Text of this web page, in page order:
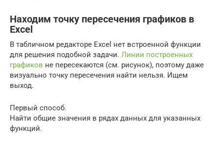
Находим точку пересечения графиков в
Excel
В табличном редакторе Excel нет встроенной функции
для решения подобной задачи. Линии построенных
графиков не пересекаются (см. рисунок), поэтому даже
визуально точку пересечения найти нельзя. Ищем
выход.
Первый способ.
Найти общие значения в рядах данных для указанных
функций.